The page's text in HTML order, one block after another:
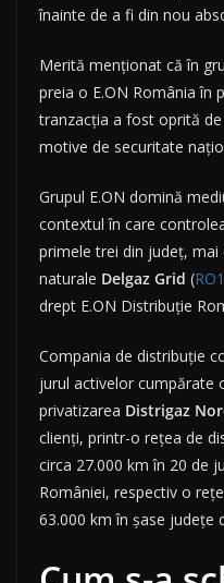
înainte de a fi din nou
Merită menționat că în
preia o E.ON România în
tranzacția a fost oprită
motive de securitate
Grupul E.ON domină
contextul în care
primele trei din județ,
naturale Delgaz Grid (
drept E.ON Distribuție
Compania de distribuție
jurul activelor cumpărate
privatizarea Distrigaz
clienți, printr-o rețea de
circa 27.000 km în 20 de
României, respectiv o
63.000 km în șase județe